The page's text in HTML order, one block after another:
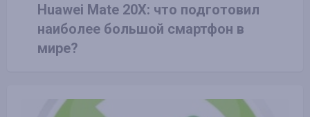
Huawei Mate 20X: что подготовил
наиболее большой смартфон в
мире?